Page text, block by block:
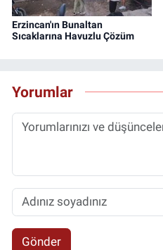
Erzincan'ın Bunaltan
Sıcaklarına Havuzlu Çözüm
Yorumlar
Gönder